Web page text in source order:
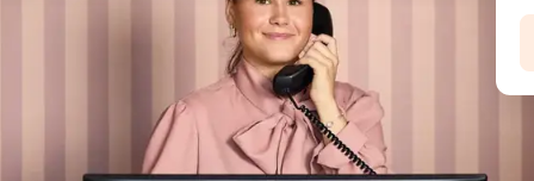
extra bed en tweepersoons-topper mogelijk op aanvraag),